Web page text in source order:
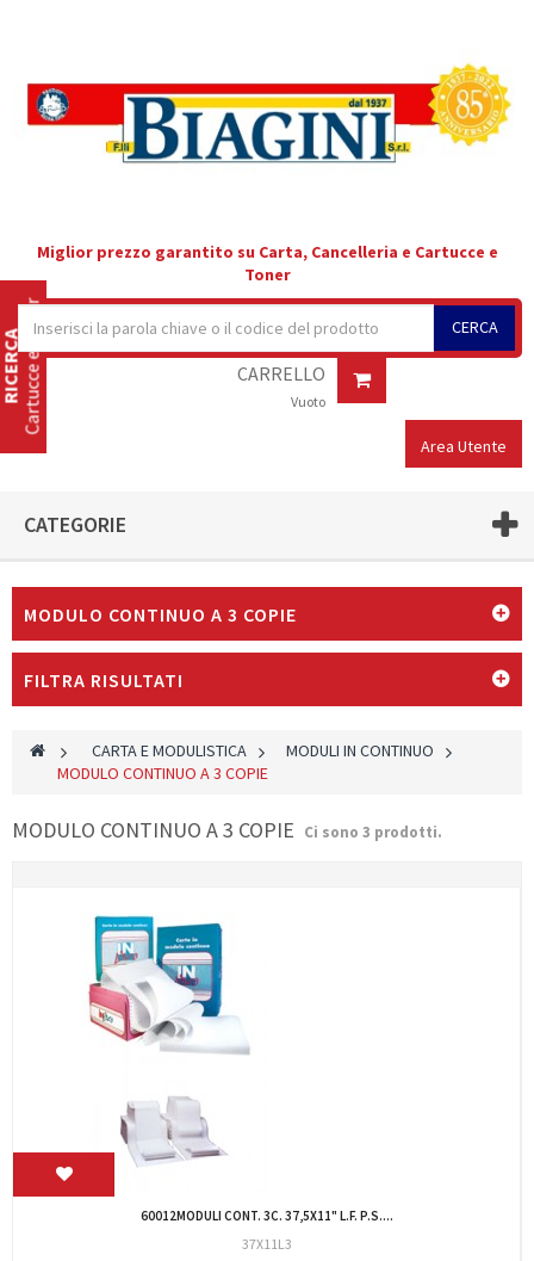
Miglior prezzo garantito su Carta, Cancelleria e Cartucce e
Toner
CERCA
CARRELLO
Vuoto
Area Utente
CATEGORIE
MODULO CONTINUO A 3 COPIE
FILTRA RISULTATI
> CARTA E MODULISTICA >
MODULI IN CONTINUO
MODULO CONTINUO A 3 COPIE
MODULO CONTINUO A 3 COPIE Ci sono 3 prodotti.
60012MODULI CONT. 3C. 37,5X11" L.F. P.S....
37X11L3
Cartucce e Toner